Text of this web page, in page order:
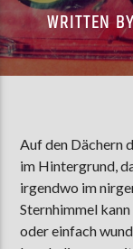
AKTUELLER TRACK
AKTUELLE SENDUNG
WRITTEN
Auf den Dächern
im Hintergrund,
irgendwo im
Sternhimmel
oder einfach